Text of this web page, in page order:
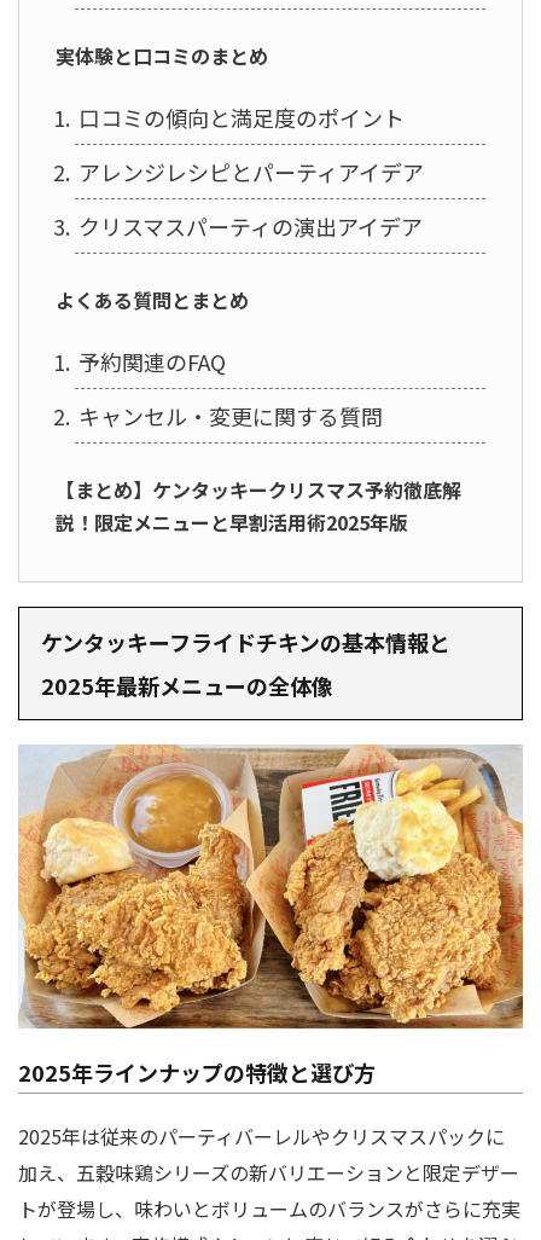
実体験と口コミのまとめ
口コミの傾向と満足度のポイント
アレンジレシピとパーティアイデア
クリスマスパーティの演出アイデア
よくある質問とまとめ
予約関連のFAQ
キャンセル・変更に関する質問
【まとめ】ケンタッキークリスマス予約徹底解
説！限定メニューと早割活用術2025年版
ケンタッキーフライドチキンの基本情報と
2025年最新メニューの全体像
2025年ラインナップの特徴と選び方
2025年は従来のパーティバーレルやクリスマスパックに
加え、五穀味鶏シリーズの新バリエーションと限定デザー
トが登場し、味わいとボリュームのバランスがさらに充実